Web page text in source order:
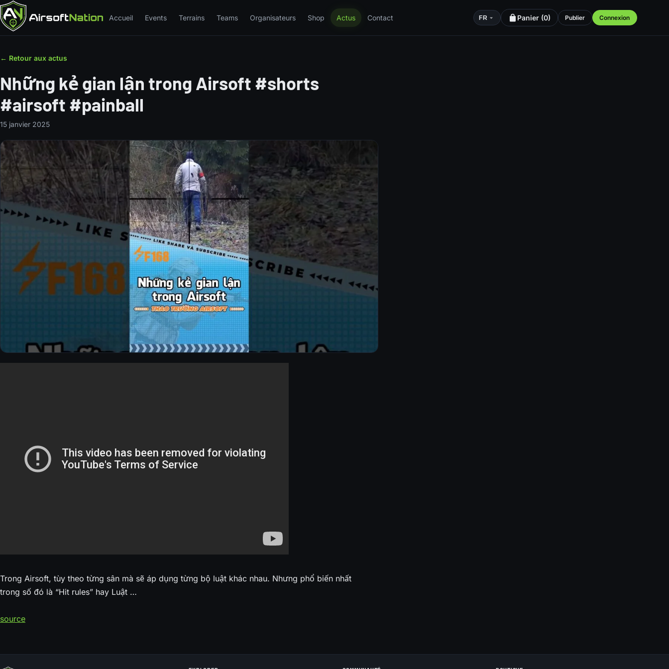
Accueil Events Terrains Teams Organisateurs Shop Actus Contact FR Panier (0) Publier Connexion
← Retour aux actus
Những kẻ gian lận trong Airsoft #shorts
#airsoft #painball
15 janvier 2025
Trong Airsoft, tùy theo từng sân mà sẽ áp dụng từng bộ luật khác nhau. Nhưng phổ biến nhất
trong số đó là “Hit rules” hay Luật …
source